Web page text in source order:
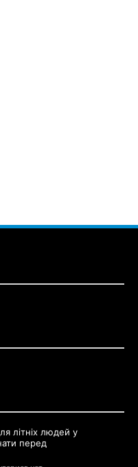
літніх людей у
перед